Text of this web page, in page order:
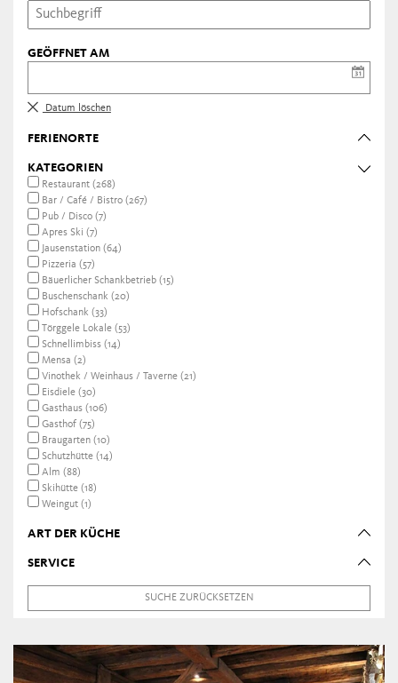
GEÖFFNET AM
Datum löschen
FERIENORTE
KATEGORIEN
Restaurant (268)
Bar / Café / Bistro (267)
Pub / Disco (7)
Apres Ski (7)
Jausenstation (64)
Pizzeria (57)
Bäuerlicher Schankbetrieb (15)
Buschenschank (20)
Hofschank (33)
Törggele Lokale (53)
Schnellimbiss (14)
Mensa (2)
Vinothek / Weinhaus / Taverne (21)
Eisdiele (30)
Gasthaus (106)
Gasthof (75)
Braugarten (10)
Schutzhütte (14)
Alm (88)
Skihütte (18)
Weingut (1)
ART DER KÜCHE
SERVICE
SUCHE ZURÜCKSETZEN